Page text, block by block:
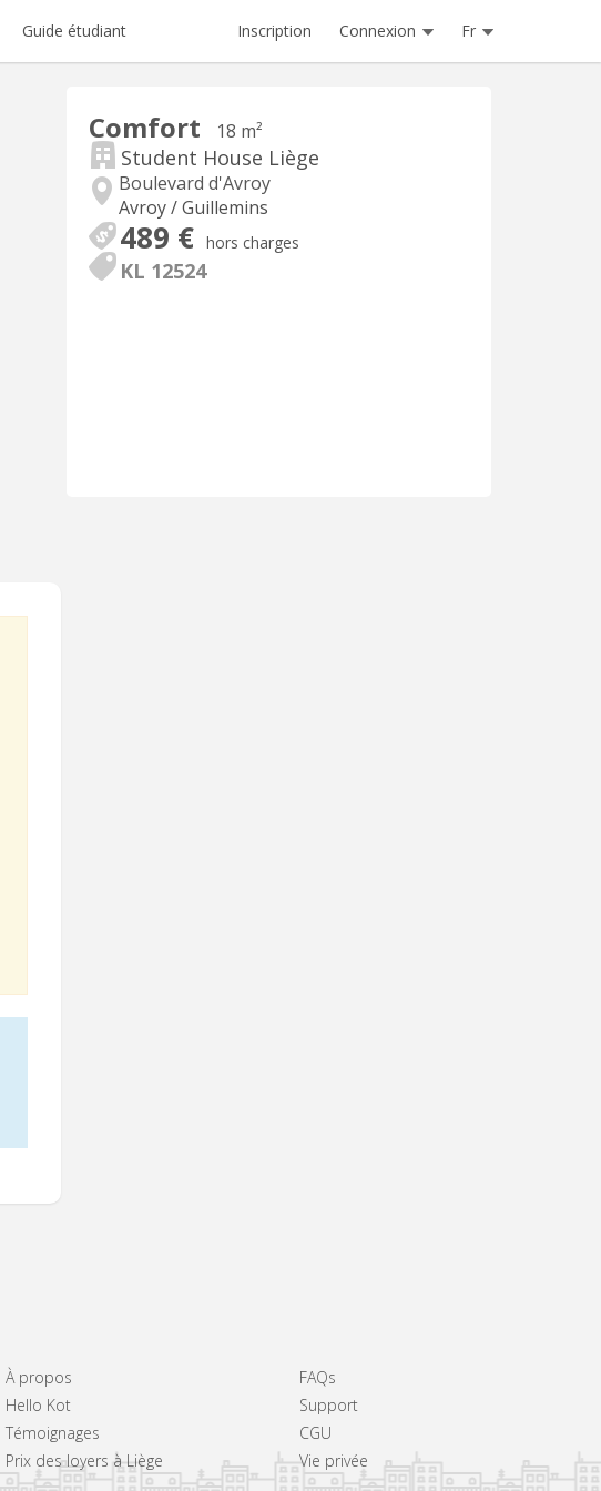
Guide étudiant Inscription Connexion Fr
Comfort 18 m²
Student House Liège
Boulevard d'Avroy
Avroy / Guillemins
489 € hors charges
KL 12524
À propos
Hello Kot
Témoignages
Prix des loyers à Liège
FAQs
Support
CGU
Vie privée